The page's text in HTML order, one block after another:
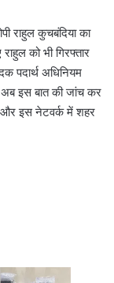
राहुल कुचबंदिया का
को भी गिरफ्तार
पदार्थ अधिनियम
इस बात की जांच कर
और इस नेटवर्क में शहर